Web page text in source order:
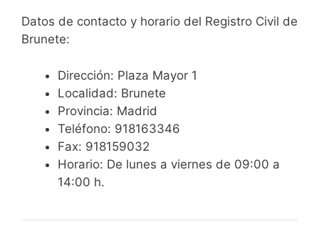
Datos de contacto y horario del Registro Civil de
Brunete:
Dirección: Plaza Mayor 1
Localidad: Brunete
Provincia: Madrid
Teléfono: 918163346
Fax: 918159032
Horario: De lunes a viernes de 09:00 a
14:00 h.